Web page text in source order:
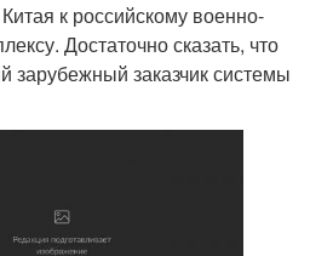
к российскому военно-
Достаточно сказать, что
заказчик системы